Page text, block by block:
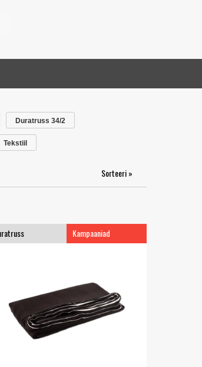
Duratruss 34/2
Tekstiil
Sorteeri »
Kampaaniad